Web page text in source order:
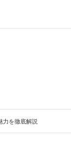
力を徹底解説